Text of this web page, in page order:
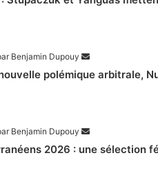
Benjamin Dupouy
polémique arbitrale,
Benjamin Dupouy
2026 : une sélection